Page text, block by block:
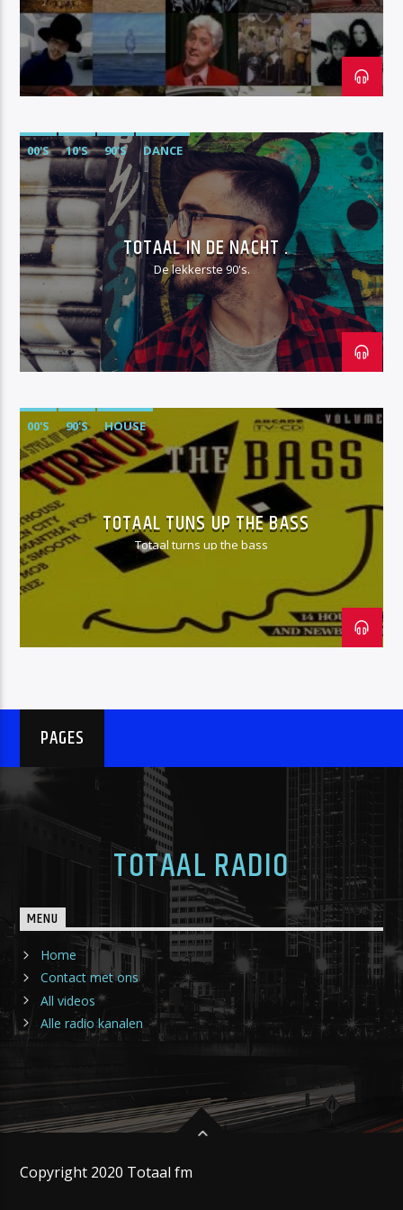
IAN CAREY & ROSETTE
NU OP TOTAAL : AMNESIA ( FEAT. TIMBALAND AND BRASCO)
Totaal fm
Totaal fm fout
00'S 10'S 90'S DANCE
TOTAAL IN DE NACHT .
De lekkerste 90's.
00'S 90'S HOUSE
TOTAAL TUNS UP THE BASS
Totaal turns up the bass
PAGES
TOTAAL RADIO
MENU
Home
Contact met ons
All videos
Alle radio kanalen
Copyright 2020 Totaal fm